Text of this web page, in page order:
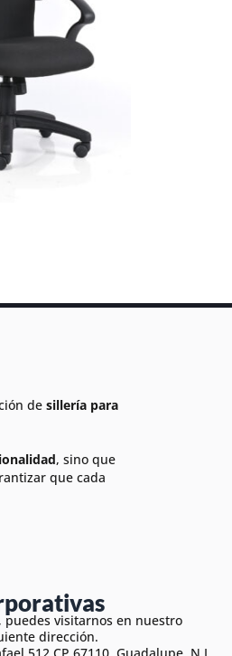
de sillería para
, sino que
que cada
visitarnos en nuestro
dirección.
512 CP 67110 Guadalupe, N.L.